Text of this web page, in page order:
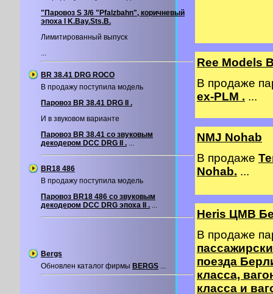
"Паровоз S 3/6 "Pfalzbahn", коричневый
эпоха I K.Bay.Sts.B.
Лимитированный выпуск
...
BR 38.41 DRG ROCO
В продажу поступила модель
Паровоз BR 38.41 DRG II .
И в звуковом варианте
Паровоз BR 38.41 со звуковым
декодером DCC DRG II . ...
BR18 486
В продажу поступила модель
Паровоз BR18 486 со звуковым
декодером DCС DRG эпоха II . ...
Bergs
Обновлен каталог фирмы BERGS ...
Ree Models
В продаже
ex-PLM . ...
NMJ Nohab
В продаже
Nohab. ...
Heris ЦМВ
В продаже
поезда
класса,
класса и